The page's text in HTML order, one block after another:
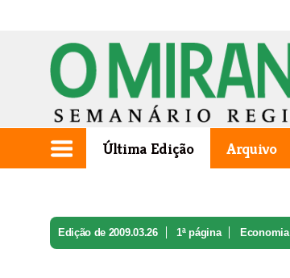
Última Edição Arquivo
Edição de 2009.03.26 1ª página Economia